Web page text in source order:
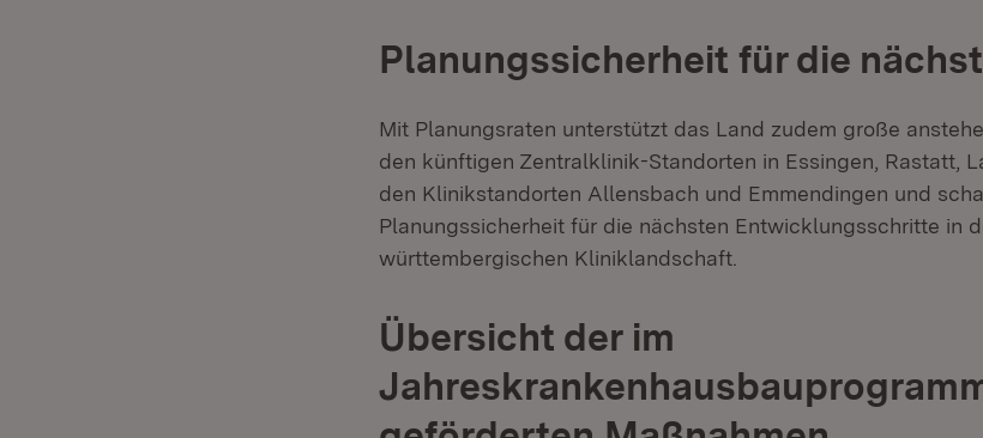
Planungssicherheit für die
Mit Planungsraten unterstützt das Land zudem große
den künftigen Zentralklinik-Standorten in Essingen, Rastatt,
den Klinikstandorten Allensbach und Emmendingen und
Planungssicherheit für die nächsten Entwicklungsschritte in
württembergischen Kliniklandschaft.
Übersicht der im